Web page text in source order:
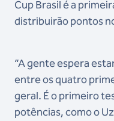
Cup Brasil é a
distribuirão pontos
“A gente espera
entre os quatro
geral. É o primeiro
potências, como o